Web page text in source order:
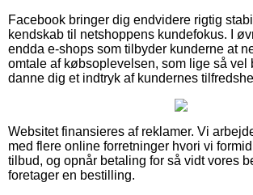
Facebook bringer dig endvidere rigtig
kendskab til netshoppens kundefokus. I
endda e-shops som tilbyder kunderne at
omtale af købsoplevelsen, som lige så vel
danne dig et indtryk af kundernes
Websitet finansieres af reklamer. Vi
med flere online forretninger hvori vi
tilbud, og opnår betaling for så vidt vores
foretager en bestilling.